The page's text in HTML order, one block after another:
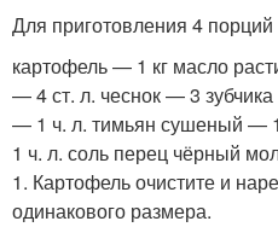
Для приготовления 4
картофель — 1 кг масло
— 4 ст. л. чеснок — 3
— 1 ч. л. тимьян сушеный —
1 ч. л. соль перец чёрный
1. Картофель очистите и
одинакового размера.